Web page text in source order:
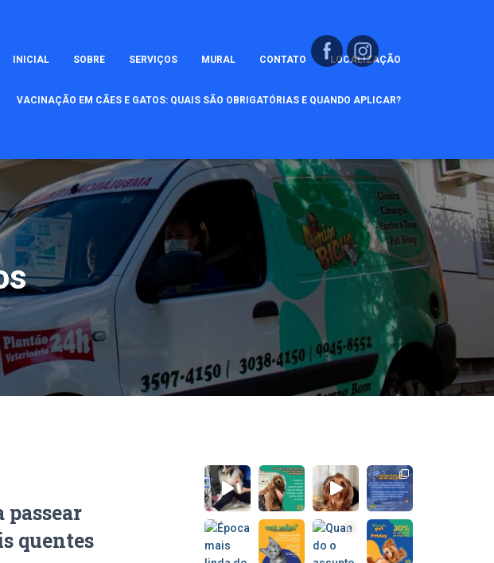
INICIAL SOBRE SERVIÇOS MURAL CONTATO LOCALIZAÇÃO
VACINAÇÃO EM CÃES E GATOS: QUAIS SÃO OBRIGATÓRIAS E QUANDO APLICAR?
passear
quentes